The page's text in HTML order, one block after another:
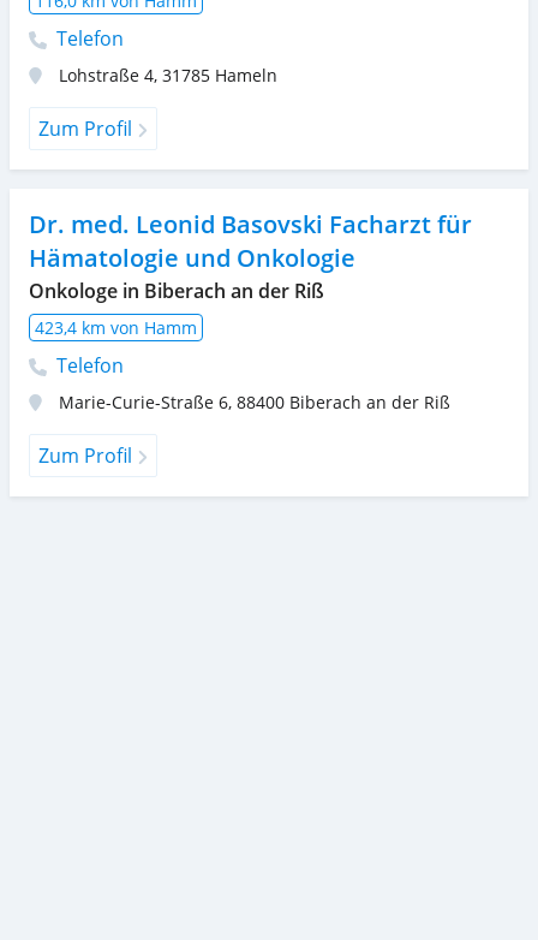
Telefon
Lohstraße 4, 31785 Hameln
Zum Profil
Dr. med. Leonid Basovski Facharzt für
Hämatologie und Onkologie
Onkologe in Biberach an der Riß
423,4 km von Hamm
Telefon
Marie-Curie-Straße 6, 88400 Biberach an der Riß
Zum Profil